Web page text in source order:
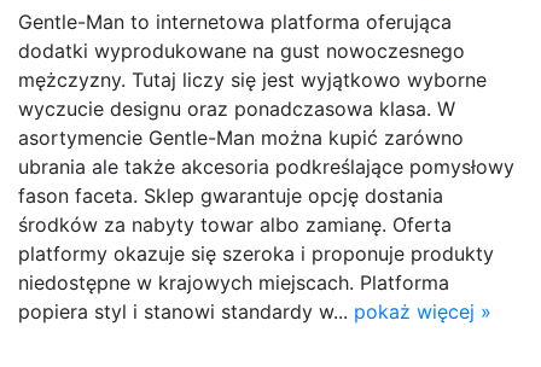
Gentle-Man to internetowa platforma oferująca
dodatki wyprodukowane na gust nowoczesnego
mężczyzny. Tutaj liczy się jest wyjątkowo wyborne
wyczucie designu oraz ponadczasowa klasa. W
asortymencie Gentle-Man można kupić zarówno
ubrania ale także akcesoria podkreślające pomysłowy
fason faceta. Sklep gwarantuje opcję dostania
środków za nabyty towar albo zamianę. Oferta
platformy okazuje się szeroka i proponuje produkty
niedostępne w krajowych miejscach. Platforma
popiera styl i stanowi standardy w... pokaż więcej »